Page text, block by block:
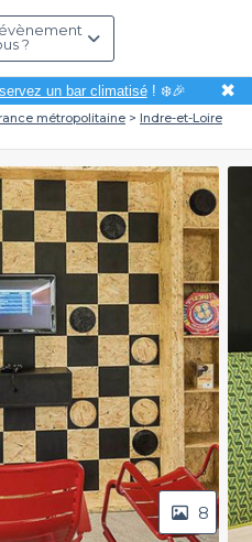
?
un bar climatisé! ❄️🎉 ✖
métropolitaine
Indre-et-Loire
8